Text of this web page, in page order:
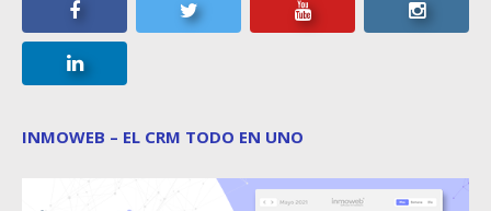
INMOWEB – EL CRM TODO EN UNO